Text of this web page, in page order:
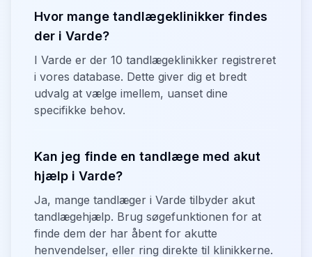
Hvor mange tandlægeklinikker findes
der i Varde?
I Varde er der 10 tandlægeklinikker registreret
i vores database. Dette giver dig et bredt
udvalg at vælge imellem, uanset dine
specifikke behov.
Kan jeg finde en tandlæge med akut
hjælp i Varde?
Ja, mange tandlæger i Varde tilbyder akut
tandlægehjælp. Brug søgefunktionen for at
finde dem der har åbent for akutte
henvendelser, eller ring direkte til klinikkerne.